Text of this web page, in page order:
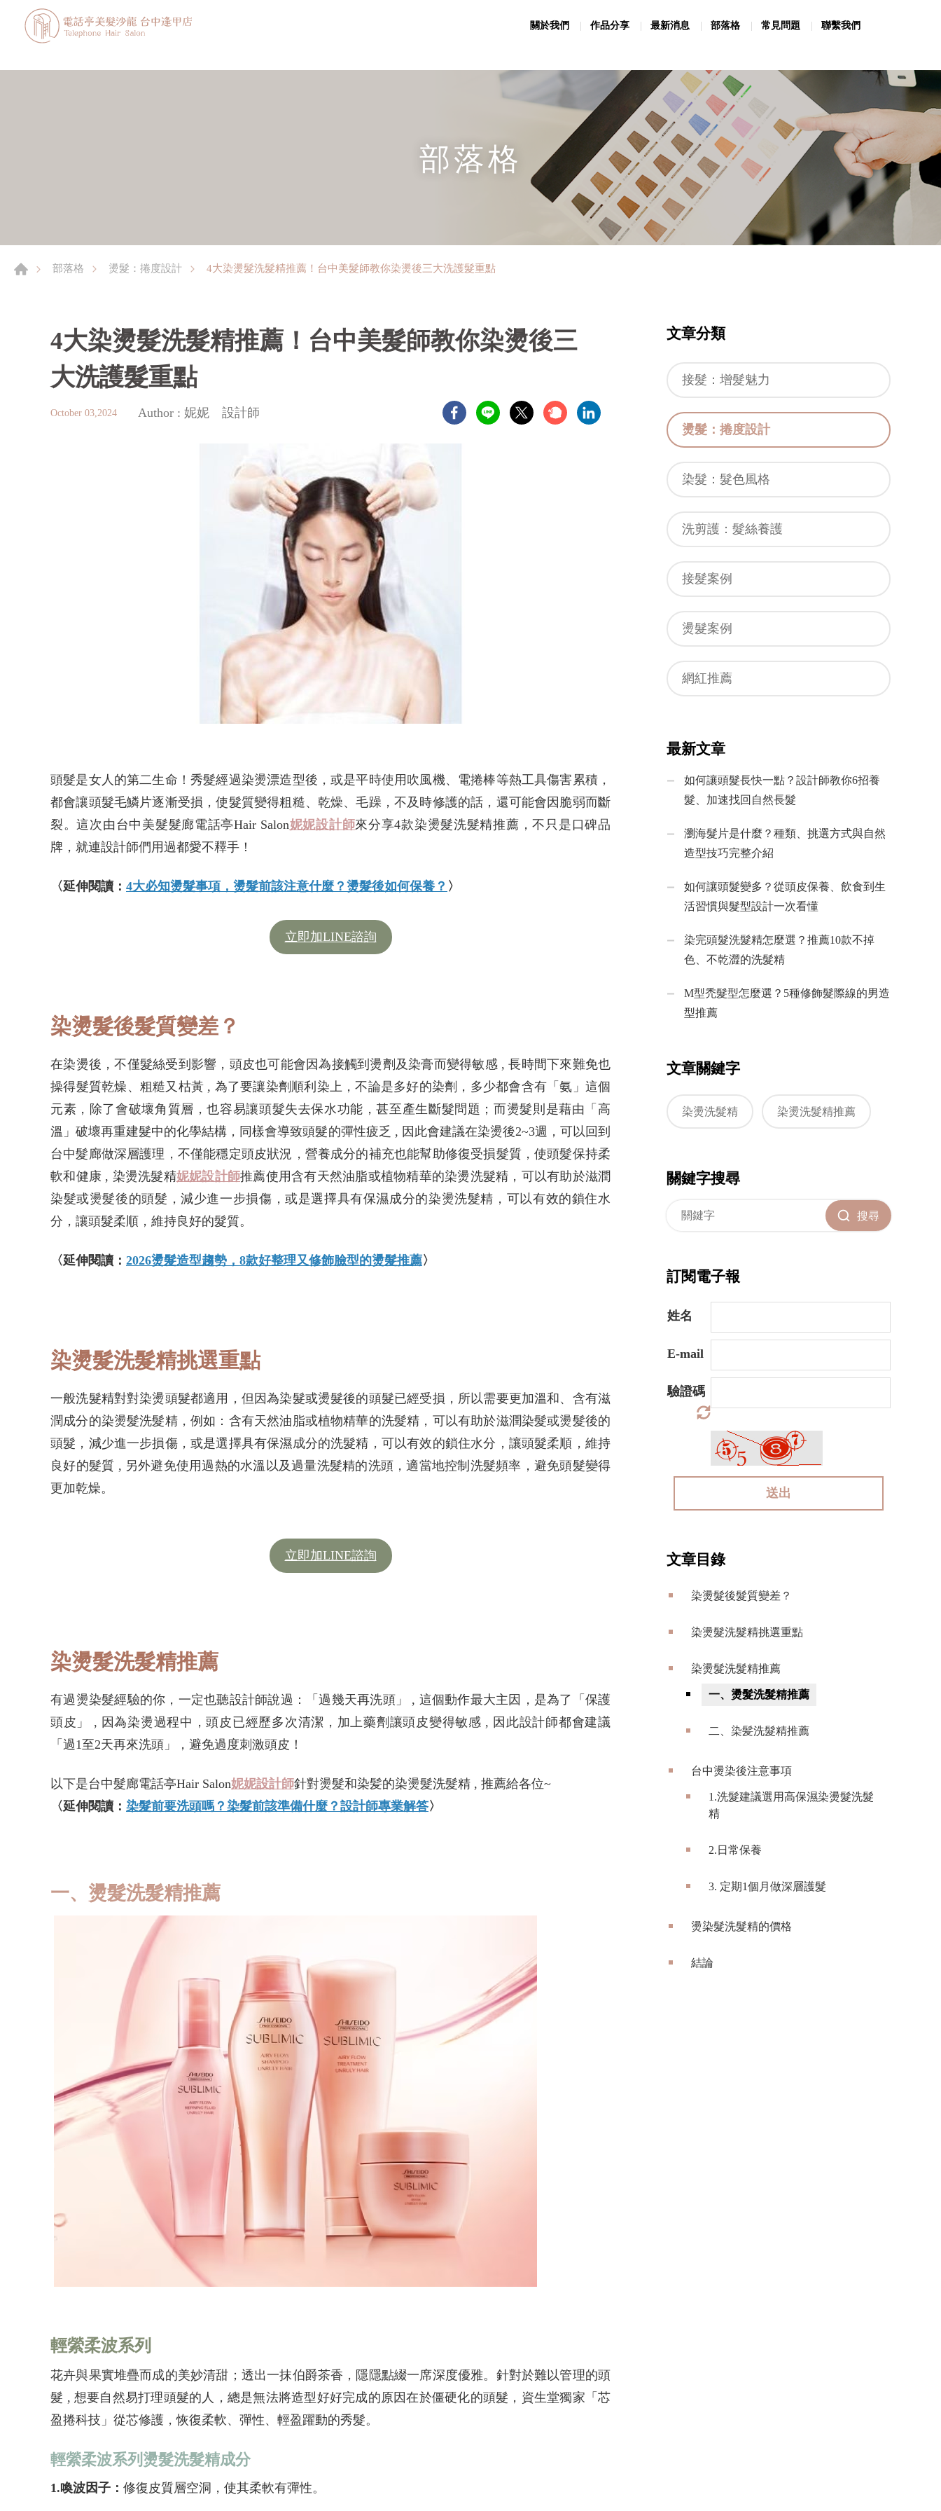
關於我們 作品分享 最新消息 部落格 常見問題 聯繫我們
部落格
部落格 燙髮：捲度設計 4大染燙髮洗髮精推薦！台中美髮師教你染燙後三大洗護髮重點
4大染燙髮洗髮精推薦！台中美髮師教你染燙後三
大洗護髮重點
October 03,2024 Author : 妮妮 設計師
頭髮是女人的第二生命！秀髮經過染燙漂造型後，或是平時使用吹風機、電捲棒等熱工具傷害累積，
都會讓頭髮毛鱗片逐漸受損，使髮質變得粗糙、乾燥、毛躁，不及時修護的話，還可能會因脆弱而斷
裂。這次由台中美髮髮廊電話亭Hair Salon妮妮設計師來分享4款染燙髮洗髮精推薦，不只是口碑品
牌，就連設計師們用過都愛不釋手！
〈延伸閱讀： 4大必知燙髮事項，燙髮前該注意什麼？燙髮後如何保養？ 〉
立即加LINE諮詢
染燙髮後髮質變差？
在染燙後，不僅髮絲受到影響，頭皮也可能會因為接觸到燙劑及染膏而變得敏感 , 長時間下來難免也
操得髮質乾燥、粗糙又枯黃 , 為了要讓染劑順利染上，不論是多好的染劑，多少都會含有「氨」這個
元素，除了會破壞角質層，也容易讓頭髮失去保水功能，甚至產生斷髮問題；而燙髮則是藉由「高
溫」破壞再重建髮中的化學結構，同樣會導致頭髮的彈性疲乏 , 因此會建議在染燙後2~3週，可以回到
台中髮廊做深層護理，不僅能穩定頭皮狀況，營養成分的補充也能幫助修復受損髮質，使頭髮保持柔
軟和健康 , 染燙洗髮精妮妮設計師推薦使用含有天然油脂或植物精華的染燙洗髮精，可以有助於滋潤
染髮或燙髮後的頭髮，減少進一步損傷，或是選擇具有保濕成分的染燙洗髮精，可以有效的鎖住水
分，讓頭髮柔順，維持良好的髮質。
〈延伸閱讀： 2026燙髮造型趨勢，8款好整理又修飾臉型的燙髮推薦〉
染燙髮洗髮精挑選重點
一般洗髮精對對染燙頭髮都適用，但因為染髮或燙髮後的頭髮已經受損，所以需要更加溫和、含有滋
潤成分的染燙髮洗髮精，例如：含有天然油脂或植物精華的洗髮精，可以有助於滋潤染髮或燙髮後的
頭髮，減少進一步損傷，或是選擇具有保濕成分的洗髮精，可以有效的鎖住水分，讓頭髮柔順，維持
良好的髮質 , 另外避免使用過熱的水溫以及過量洗髮精的洗頭，適當地控制洗髮頻率，避免頭髮變得
更加乾燥。
立即加LINE諮詢
染燙髮洗髮精推薦
有過燙染髮經驗的你，一定也聽設計師說過：「過幾天再洗頭」 , 這個動作最大主因，是為了「保護
頭皮」 , 因為染燙過程中，頭皮已經歷多次清潔，加上藥劑讓頭皮變得敏感 , 因此設計師都會建議
「過1至2天再來洗頭」，避免過度刺激頭皮！
以下是台中髮廊電話亭Hair Salon妮妮設計師針對燙髮和染髪的染燙髮洗髮精 , 推薦給各位~
〈延伸閱讀： 染髮前要洗頭嗎？染髮前該準備什麼？設計師專業解答〉
一、燙髮洗髮精推薦
輕縈柔波系列
花卉與果實堆疊而成的美妙清甜；透出一抹伯爵茶香，隱隱點綴一席深度優雅。針對於難以管理的頭
髮 , 想要自然易打理頭髮的人，總是無法將造型好好完成的原因在於僵硬化的頭髮，資生堂獨家「芯
盈捲科技」從芯修護，恢復柔軟、彈性、輕盈躍動的秀髮。
輕縈柔波系列燙髮洗髮精成分
1.喚波因子： 修復皮質層空洞，使其柔軟有彈性。
文章分類
接髮：增髮魅力
燙髮：捲度設計
染髮：髮色風格
洗剪護：髮絲養護
接髮案例
燙髮案例
網紅推薦
最新文章
如何讓頭髮長快一點？設計師教你6招養
髮、加速找回自然長髮
瀏海髮片是什麼？種類、挑選方式與自然
造型技巧完整介紹
如何讓頭髮變多？從頭皮保養、飲食到生
活習慣與髮型設計一次看懂
染完頭髮洗髮精怎麼選？推薦10款不掉
色、不乾澀的洗髮精
M型禿髮型怎麼選？5種修飾髮際線的男造
型推薦
文章關鍵字
染燙洗髮精 染燙洗髮精推薦
關鍵字搜尋
搜尋
訂閱電子報
姓名
E-mail
驗證碼
送出
文章目錄
染燙髮後髮質變差？
染燙髮洗髮精挑選重點
染燙髮洗髮精推薦
一、燙髮洗髮精推薦
二、染髪洗髮精推薦
台中燙染後注意事項
1.洗髮建議選用高保濕染燙髮洗髮
精
2.日常保養
3. 定期1個月做深層護髮
燙染髮洗髮精的價格
結論